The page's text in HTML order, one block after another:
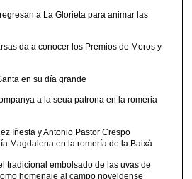
a La Glorieta para animar las
da a conocer los Premios de Moros y
en su día grande
a la seua patrona en la romeria
Iñesta y Antonio Pastor Crespo
Magdalena en la romería de la Baixà
tradicional embolsado de las uvas de
homenaje al campo noveldense